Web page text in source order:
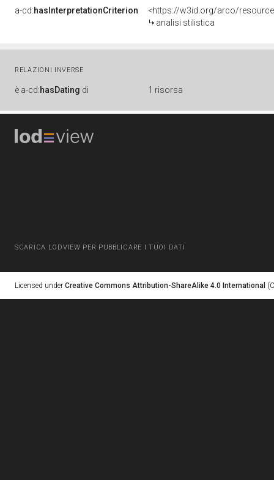
a-cd:hasInterpretationCriterion
<https://w3id.org/arco/
analisi stilistica
RELAZIONI INVERSE
è a-cd:hasDating di 1 risorsa
SCARICA LODVIEW PER PUBBLICARE I TUOI DATI
Licensed under Creative Commons Attribution-ShareAlike 4.0 International